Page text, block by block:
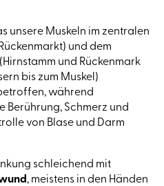
unsere Muskeln im zentralen
und dem
und Rückenmark
bis zum Muskel)
während
Berührung, Schmerz und
von Blase und Darm
schleichend mit
, meistens in den Händen